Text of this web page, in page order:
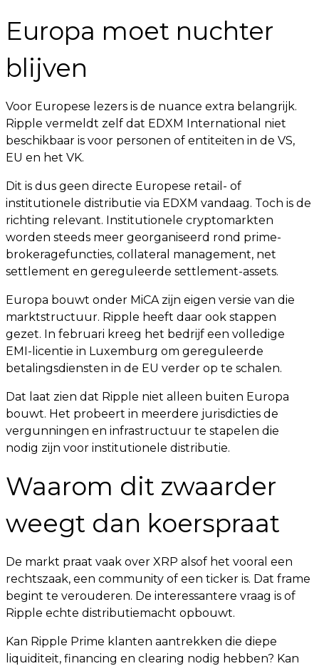
Europa moet nuchter
blijven
Voor Europese lezers is de nuance extra belangrijk.
Ripple vermeldt zelf dat EDXM International niet
beschikbaar is voor personen of entiteiten in de VS,
EU en het VK.
Dit is dus geen directe Europese retail- of
institutionele distributie via EDXM vandaag. Toch is de
richting relevant. Institutionele cryptomarkten
worden steeds meer georganiseerd rond prime-
brokeragefuncties, collateral management, net
settlement en gereguleerde settlement-assets.
Europa bouwt onder MiCA zijn eigen versie van die
marktstructuur. Ripple heeft daar ook stappen
gezet. In februari kreeg het bedrijf een volledige
EMI-licentie in Luxemburg om gereguleerde
betalingsdiensten in de EU verder op te schalen.
Dat laat zien dat Ripple niet alleen buiten Europa
bouwt. Het probeert in meerdere jurisdicties de
vergunningen en infrastructuur te stapelen die
nodig zijn voor institutionele distributie.
Waarom dit zwaarder
weegt dan koerspraat
De markt praat vaak over XRP alsof het vooral een
rechtszaak, een community of een ticker is. Dat frame
begint te verouderen. De interessantere vraag is of
Ripple echte distributiemacht opbouwt.
Kan Ripple Prime klanten aantrekken die diepe
liquiditeit, financing en clearing nodig hebben? Kan